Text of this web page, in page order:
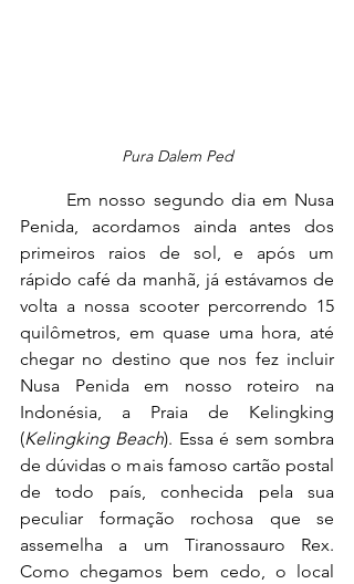
Pura Dalem Ped
Penida, acordamos ainda antes dos
primeiros raios de sol, e após um
rápido café da manhã, já estávamos de
volta a nossa scooter percorrendo 15
quilômetros, em quase uma hora, até
chegar no destino que nos fez incluir
Nusa Penida em nosso roteiro na
Indonésia, a Praia de Kelingking
(Kelingking Beach). Essa é sem sombra
de dúvidas o mais famoso cartão postal
de todo país, conhecida pela sua
peculiar formação rochosa que se
assemelha a um Tiranossauro Rex.
Como chegamos bem cedo, o local